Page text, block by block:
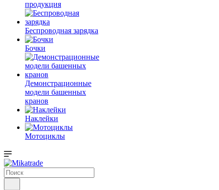
продукция
Беспроводная зарядка
Бочки
Демонстрационные
модели башенных
кранов
Наклейки
Мотоциклы